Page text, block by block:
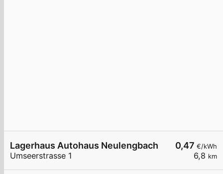
0,47 €/kWh
6,8 km
Lagerhaus Autohaus Neulengbach
Umseerstrasse 1